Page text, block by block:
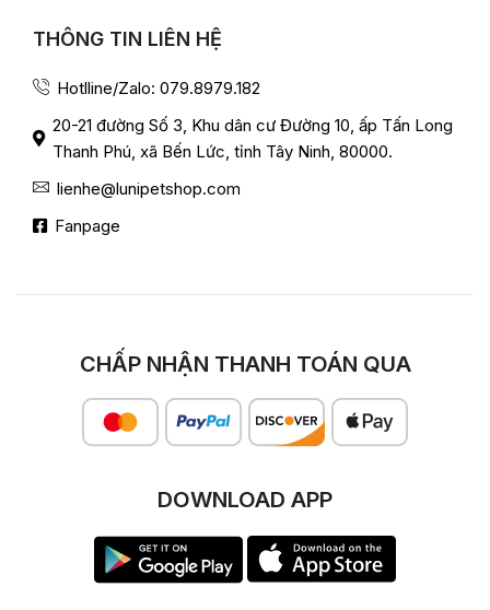
THÔNG TIN LIÊN HỆ
Hotlline/Zalo: 079.8979.182
20-21 đường Số 3, Khu dân cư Đường 10, ấp Tấn Long
Thanh Phú, xã Bến Lức, tỉnh Tây Ninh, 80000.
lienhe@lunipetshop.com
Fanpage
CHẤP NHẬN THANH TOÁN QUA
DOWNLOAD APP